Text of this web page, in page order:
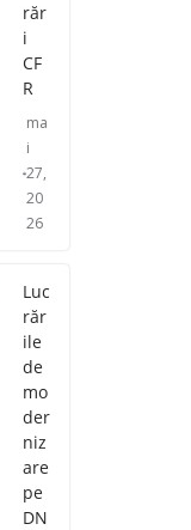
răr
i
CF
R
ma
i
27,
20
26
Luc
răr
ile
de
mo
der
niz
are
pe
DN